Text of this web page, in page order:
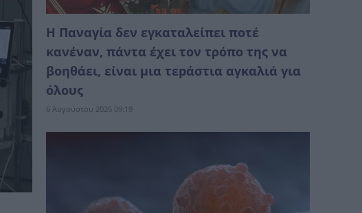
Η Παναγία δεν εγκαταλείπει ποτέ
κανέναν, πάντα έχει τον τρόπο της να
βοηθάει, είναι μια τεpάστια αγκαλιά για
όλους
6 Αυγούστου 2026 09:19